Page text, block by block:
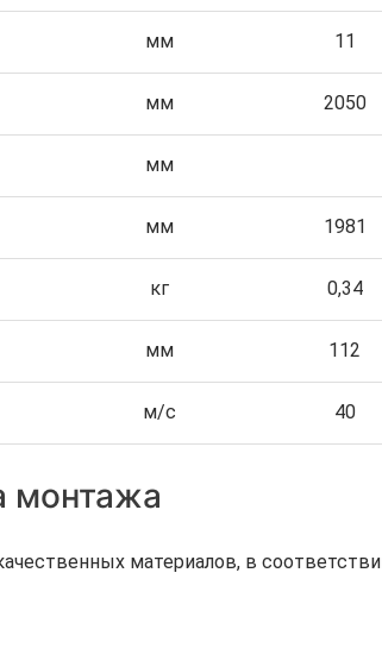
мм 11
мм 2050
мм
мм 1981
кг 0,34
мм 112
м/с 40
монтажа
материалов, в